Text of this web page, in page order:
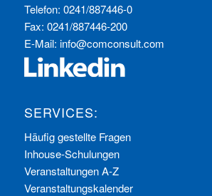
Telefon: 0241/887446-0
Fax: 0241/887446-200
E-Mail: info@comconsult.com
SERVICES:
Häufig gestellte Fragen
Inhouse-Schulungen
Veranstaltungen A-Z
Veranstaltungskalender